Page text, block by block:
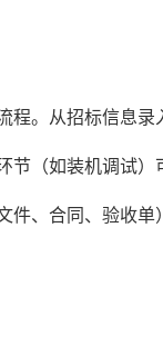
程。从招标信
（如装机调试
、合同、验收单